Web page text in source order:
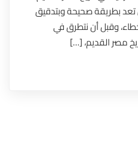
تعد بطريقة صحيحة وبتدقيق
وقبل أن نتطرق في
مصر القديم، […]